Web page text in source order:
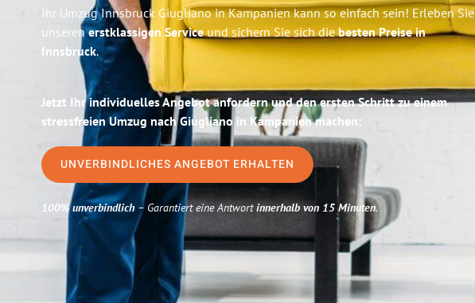
Ihr Umzug Innsbruck Giugliano in Kampanien kann so einfach sein! Erleben Sie
unserenerstklassigen Serviceund sichern Sie sich diebesten Preise in
Innsbruck.
Jetzt Ihr individuelles Angebot anfordern und den ersten Schritt zu einem
stressfreien Umzug nach Giugliano in Kampanien machen:
UNVERBINDLICHES ANGEBOT ERHALTEN
100% unverbindlich– Garantiert eine Antwortinnerhalb von 15 Minuten.